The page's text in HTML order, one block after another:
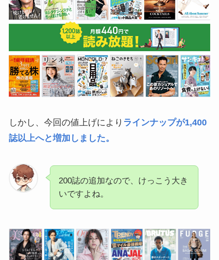
しかし、今回の値上げにより ラインナップが1,400
誌以上へと増加しました。
200誌の追加なので、けっこう大き
いですよね。